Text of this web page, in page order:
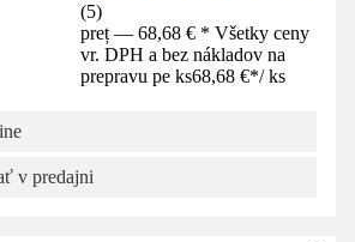
(5)
preț — 68,68 € * Všetky ceny
vr. DPH a bez nákladov na
prepravu pe ks68,68 €*/ ks
v predajni